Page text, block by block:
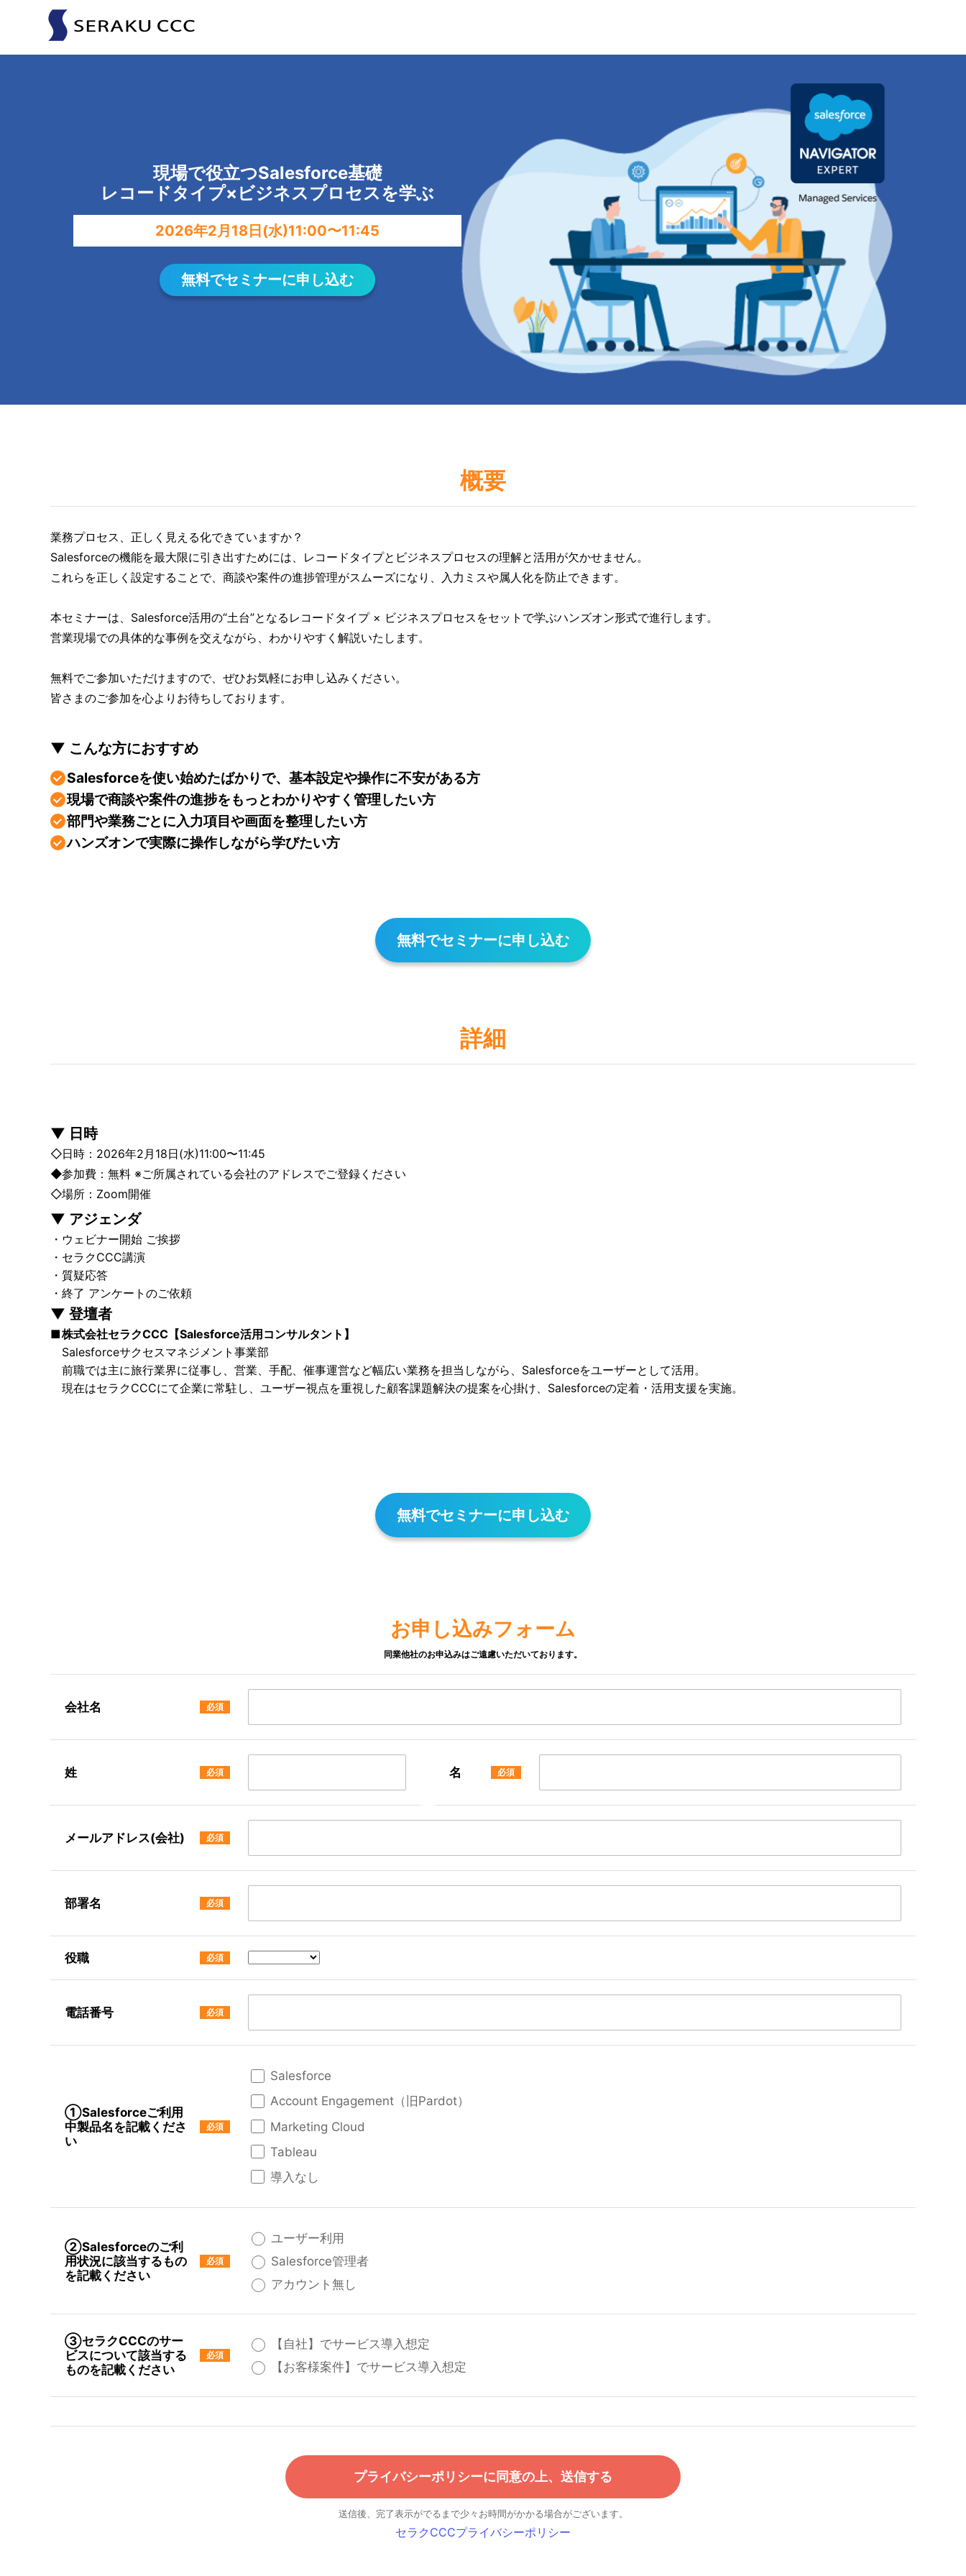
現場で役立つSalesforce基礎
レコードタイプ×ビジネスプロセスを学ぶ
2026年2月18日(水)11:00〜11:45
無料でセミナーに申し込む
概要
業務プロセス、正しく見える化できていますか？
Salesforceの機能を最大限に引き出すためには、レコードタイプとビジネスプロセスの理解と活用が欠かせません。
これらを正しく設定することで、商談や案件の進捗管理がスムーズになり、入力ミスや属人化を防止できます。
本セミナーは、Salesforce活用の“土台”となるレコードタイプ × ビジネスプロセスをセットで学ぶハンズオン形式で進行します。
営業現場での具体的な事例を交えながら、わかりやすく解説いたします。
無料でご参加いただけますので、ぜひお気軽にお申し込みください。
皆さまのご参加を心よりお待ちしております。
こんな方におすすめ
Salesforceを使い始めたばかりで、基本設定や操作に不安がある方
現場で商談や案件の進捗をもっとわかりやすく管理したい方
部門や業務ごとに入力項目や画面を整理したい方
ハンズオンで実際に操作しながら学びたい方
無料でセミナーに申し込む
詳細
日時
日時
2026年2月18日(水)11:00〜11:45
参加費
無料 ※ご所属されている会社のアドレスでご登録ください
場所
Zoom開催
アジェンダ
ウェビナー開始 ご挨拶
セラクCCC講演
質疑応答
終了 アンケートのご依頼
登壇者
株式会社セラクCCC【Salesforce活用コンサルタント】
Salesforceサクセスマネジメント事業部
前職では主に旅行業界に従事し、営業、手配、催事運営など幅広い業務を担当しながら、Salesforceをユーザーとして活用。
現在はセラクCCCにて企業に常駐し、ユーザー視点を重視した顧客課題解決の提案を心掛け、Salesforceの定着・活用支援を実施。
無料でセミナーに申し込む
お申し込みフォーム
同業他社のお申込みはご遠慮いただいております。
会社名
姓 名
メールアドレス(会社)
部署名
役職
電話番号
①Salesforceご利用
中製品名を記載くださ
い
Salesforce
Account Engagement（旧Pardot）
Marketing Cloud
Tableau
導入なし
②Salesforceのご利
用状況に該当するもの
を記載ください
ユーザー利用
Salesforce管理者
アカウント無し
③セラクCCCのサー
ビスについて該当する
ものを記載ください
【自社】でサービス導入想定
【お客様案件】でサービス導入想定
送信後、完了表示がでるまで少々お時間がかかる場合がございます。
セラクCCCプライバシーポリシー